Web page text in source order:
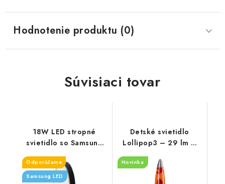
Hodnotenie produktu (0)
Súvisiaci tovar
18W LED stropné
svietidlo so Samsung
LED čipom - 1830lm -
čierne
Odporúčame
Samsung LED
Detské svietidlo
Lollipop3 – 29 lm –
3000 K – LED 25 W –
IP20
Novinka